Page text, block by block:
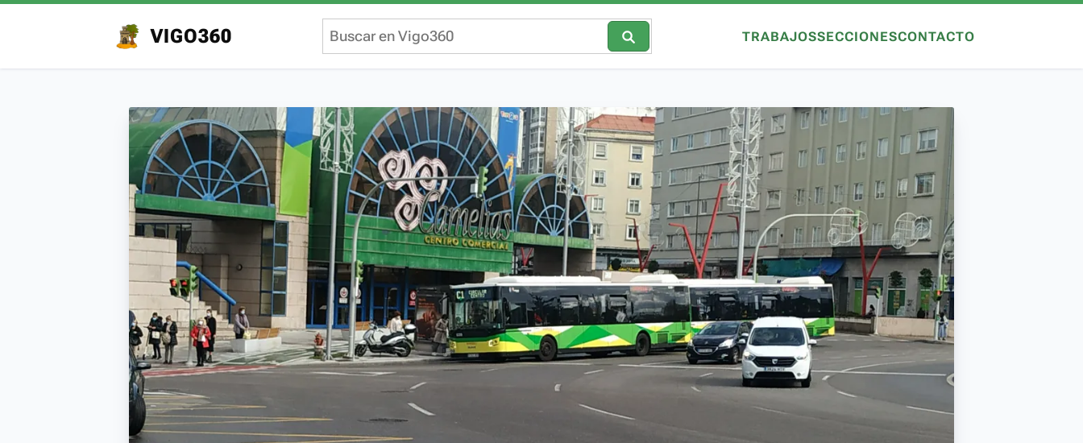
VIGO360 TRABAJOSSECCIONESCONTACTO